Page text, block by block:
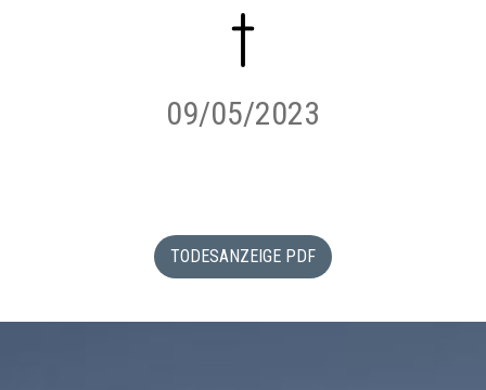
09/05/2023
TODESANZEIGE PDF